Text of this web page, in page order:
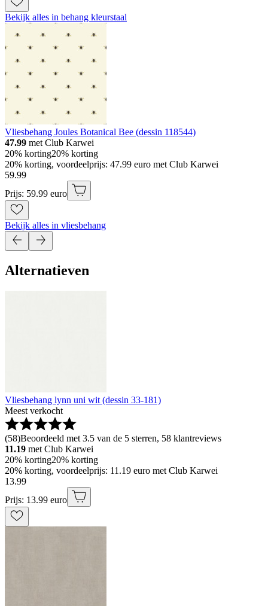
Bekijk alles in behang kleurstaal
Vliesbehang Joules Botanical Bee (dessin 118544)
47.99 met Club Karwei
20% korting20% korting
20% korting, voordeelprijs: 47.99 euro met Club Karwei
59.99
Prijs: 59.99 euro
Bekijk alles in vliesbehang
Alternatieven
Vliesbehang lynn uni wit (dessin 33-181)
Meest verkocht
(58)Beoordeeld met 3.5 van de 5 sterren, 58 klantreviews
11.19 met Club Karwei
20% korting20% korting
20% korting, voordeelprijs: 11.19 euro met Club Karwei
13.99
Prijs: 13.99 euro